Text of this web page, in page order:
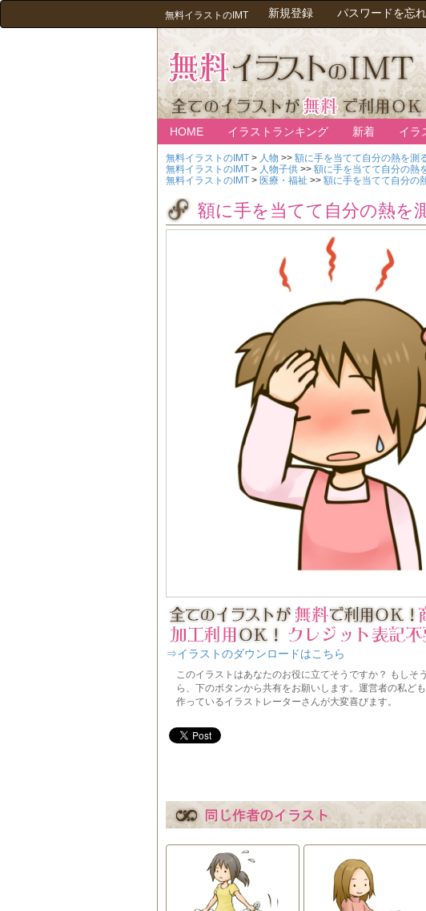
無料イラストのIMT 新規登録 パスワードを忘
HOME イラストランキング 新着 イラ
無料イラストのIMT > 人物 >> 額に手を当てて自分の熱を測
無料イラストのIMT > 人物子供 >> 額に手を当てて自分の熱
無料イラストのIMT > 医療・福祉 >> 額に手を当てて自分の
額に手を当てて自分の熱を
⇒イラストのダウンロードはこちら